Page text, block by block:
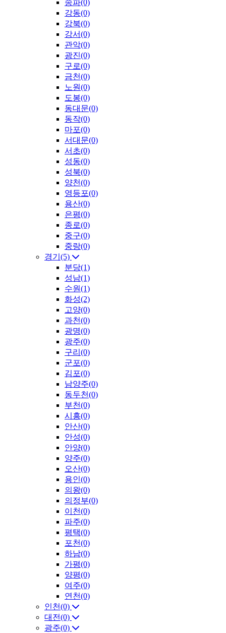
송파(0)
강동(0)
강북(0)
강서(0)
관악(0)
광진(0)
구로(0)
금천(0)
노원(0)
도봉(0)
동대문(0)
동작(0)
마포(0)
서대문(0)
서초(0)
성동(0)
성북(0)
양천(0)
영등포(0)
용산(0)
은평(0)
종로(0)
중구(0)
중랑(0)
경기(5)
분당(1)
성남(1)
수원(1)
화성(2)
고양(0)
과천(0)
광명(0)
광주(0)
구리(0)
군포(0)
김포(0)
남양주(0)
동두천(0)
부천(0)
시흥(0)
안산(0)
안성(0)
안양(0)
양주(0)
오산(0)
용인(0)
의왕(0)
의정부(0)
이천(0)
파주(0)
평택(0)
포천(0)
하남(0)
가평(0)
양평(0)
여주(0)
연천(0)
인천(0)
대전(0)
광주(0)